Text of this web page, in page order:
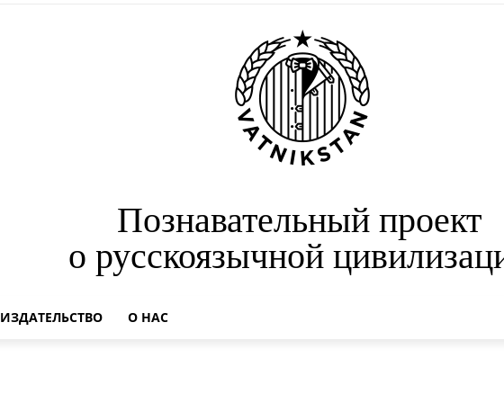
Познавательный проект
о русскоязычной
ИЗДАТЕЛЬСТВО О НАС